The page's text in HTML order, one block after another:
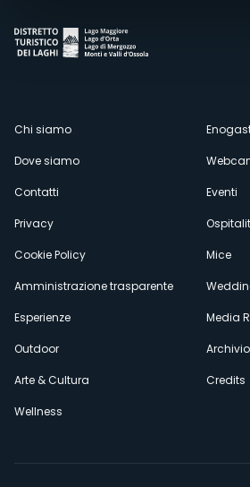
Menù
secondario
Chi siamo
Dove siamo
Contatti
Privacy
Cookie Policy
Amministrazione trasparente
Esperienze
Outdoor
Arte & Cultura
Wellness
Eventi
Mice
Media
Credits